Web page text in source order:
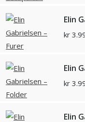
Elin
kr
Elin
kr
Elin